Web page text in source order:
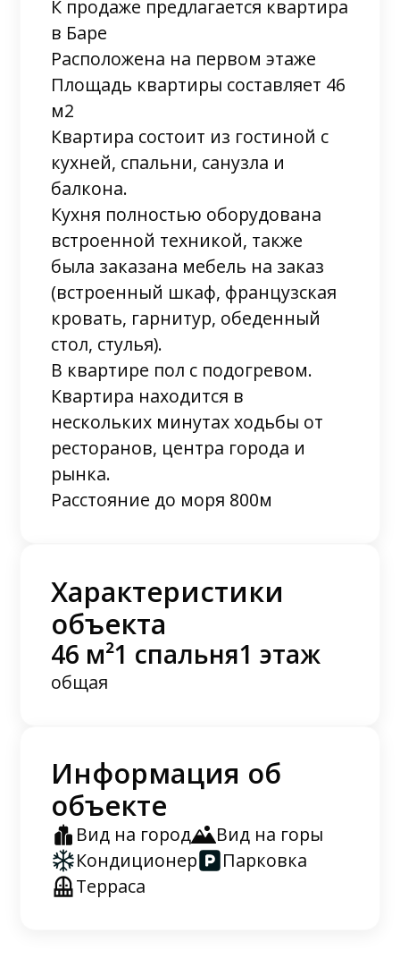
К продаже предлагается квартира
в Баре
Расположена на первом этаже
Площадь квартиры составляет 46
м2
Квартира состоит из гостиной с
кухней, спальни, санузла и
балкона.
Кухня полностью оборудована
встроенной техникой, также
была заказана мебель на заказ
(встроенный шкаф, французская
кровать, гарнитур, обеденный
стол, стулья).
В квартире пол с подогревом.
Квартира находится в
нескольких минутах ходьбы от
ресторанов, центра города и
рынка.
Расстояние до моря 800м
Характеристики
объекта
46 м²
общая
1 спальня1 этаж
Информация об
объекте
Вид на город
Вид на горы
Кондиционер
Парковка
Терраса